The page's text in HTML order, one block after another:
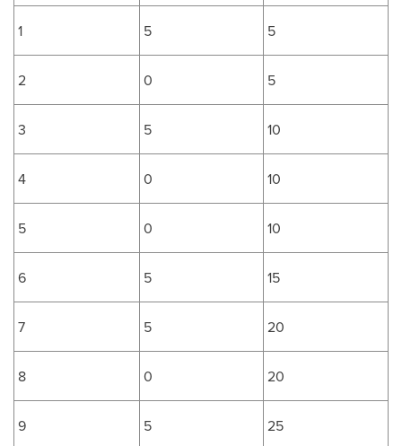
1 5 5
2 0 5
3 5 10
4 0 10
5 0 10
6 5 15
7 5 20
8 0 20
9 5 25